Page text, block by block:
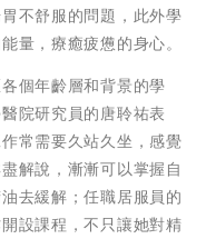
不舒服的問題，此外學
量，療癒疲憊的身心。
個年齡層和背景的學
院研究員的唐聆祐表
常需要久站久坐，感覺
解說，漸漸可以掌握自
去緩解；任職居服員的
設課程，不只讓她對精